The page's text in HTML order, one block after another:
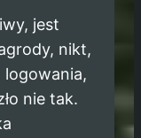
jest
nikt,
logowania,
nie tak.